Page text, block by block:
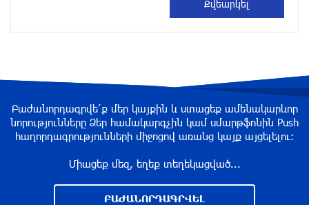
Մոդին համաշխարհային ռեկորդ է սահմանել.
303 միլիոն դիտում՝ 24 ժամում
23-ամյա ուսանողի մշակած հավելվածը
հարավկորեական App Store-ում շրջանցել է
նույնիսկ Google Maps-ը
8 ժամ առաջ
ուկրաինական 360 անօդաչու թռչող սարք
Բաժանորդագրվե՛ք մեր կայքին և ստացեք ամենակարևոր
նորությունները Ձեր համակարգչին կամ սմարթֆոնին Push
հաղորդագրությունների միջոցով առանց կայք այցելելու։
Միացեք մեզ, եղեք տեղեկացված...
ԲԱԺԱՆՈՐԴԱԳՐՎԵԼ